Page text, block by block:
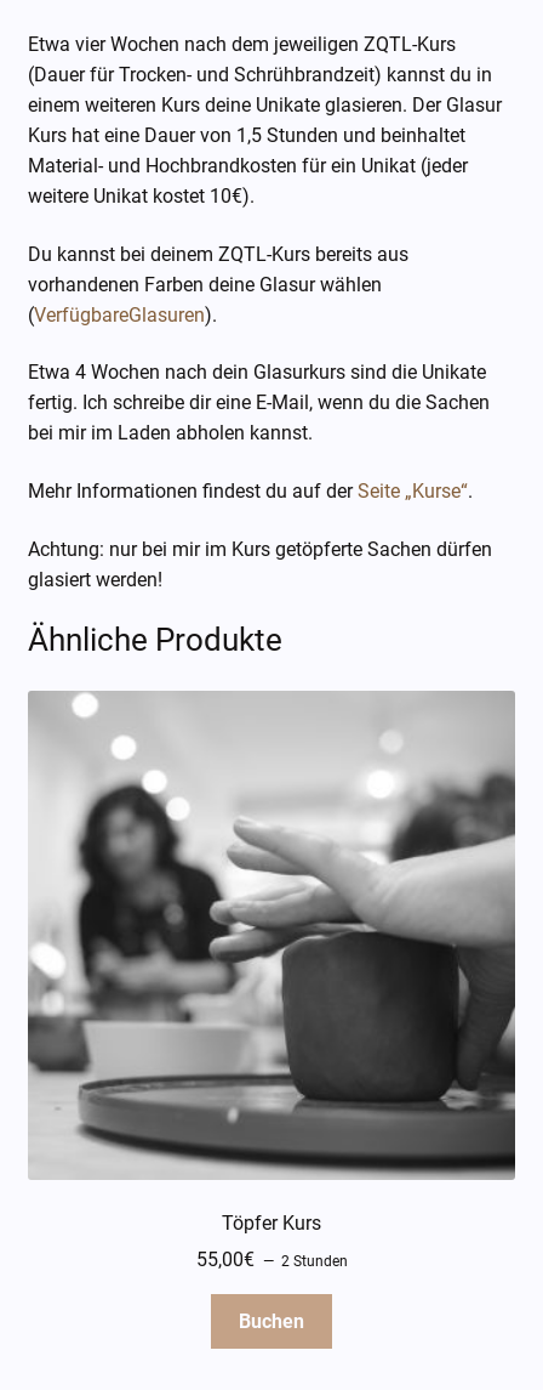
Etwa vier Wochen nach dem jeweiligen ZQTL-Kurs
(Dauer für Trocken- und Schrühbrandzeit) kannst du in
einem weiteren Kurs deine Unikate glasieren. Der Glasur
Kurs hat eine Dauer von 1,5 Stunden und beinhaltet
Material- und Hochbrandkosten für ein Unikat (jeder
weitere Unikat kostet 10€).
Du kannst bei deinem ZQTL-Kurs bereits aus
vorhandenen Farben deine Glasur wählen
(VerfügbareGlasuren).
Etwa 4 Wochen nach dein Glasurkurs sind die Unikate
fertig. Ich schreibe dir eine E-Mail, wenn du die Sachen
bei mir im Laden abholen kannst.
Mehr Informationen findest du auf derSeite „Kurse“.
Achtung: nur bei mir im Kurs getöpferte Sachen dürfen
glasiert werden!
Ähnliche Produkte
Töpfer Kurs
55,00€ 2 Stunden
Buchen